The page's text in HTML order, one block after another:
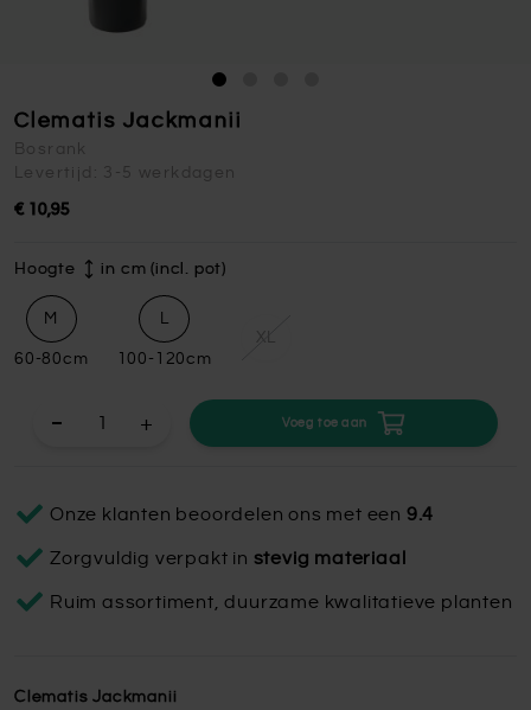
Clematis Jackmanii
Bosrank
Levertijd: 3-5 werkdagen
€ 10,95
Hoogte in cm (incl. pot)
M
60-80cm
L
100-120cm
XL
+ Voeg toe aan
Onze klanten beoordelen ons met een 9.4
Zorgvuldig verpakt in stevig materiaal
Ruim assortiment, duurzame kwalitatieve planten
Clematis Jackmanii